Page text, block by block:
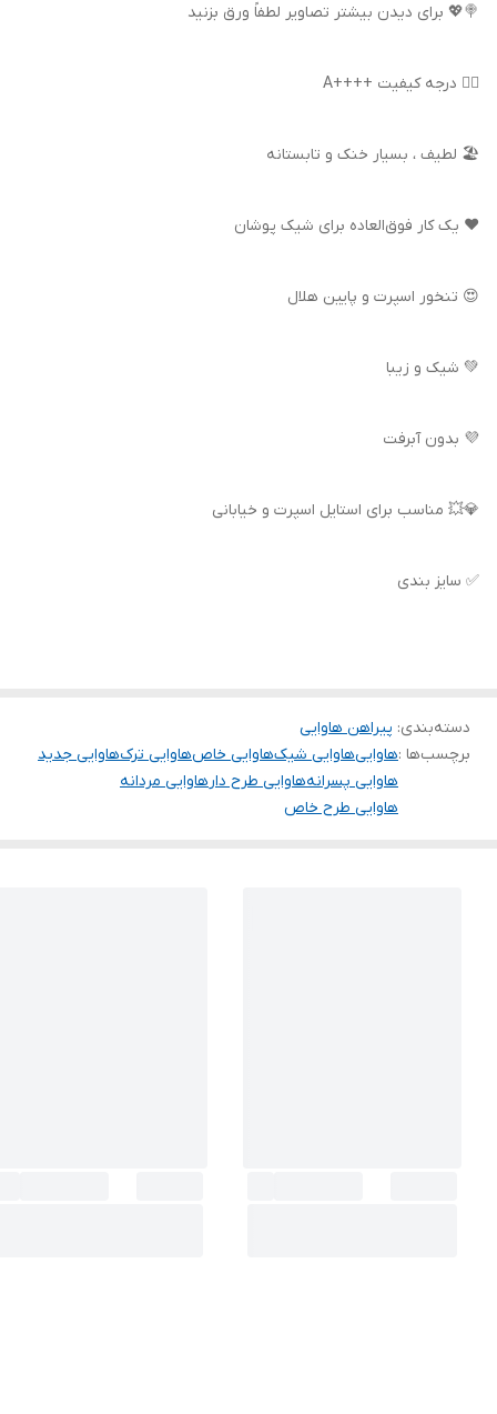
🍭💖 برای دیدن بیشتر تصاویر لطفاً ورق بزنید
👍🏻 درجه کیفیت ++++A
🏖️ لطیف ، بسیار خنک و تابستانه
❤️ یک کار فوق‌العاده برای شیک پوشان
😍 تنخور اسپرت و پایین هلال
💚 شیک و زیبا
💜 بدون آبرفت
💎💥 مناسب برای استایل اسپرت و خیابانی
✅ سایز بندی
دسته‌بندی: پیراهن هاوایی
برچسب‌ها :هاواییهاوایی شیکهاوایی خاصهاوایی ترکهاوایی جدید
هاوایی پسرانههاوایی طرح دار هاوایی مردانه
هاوایی طرح خاص